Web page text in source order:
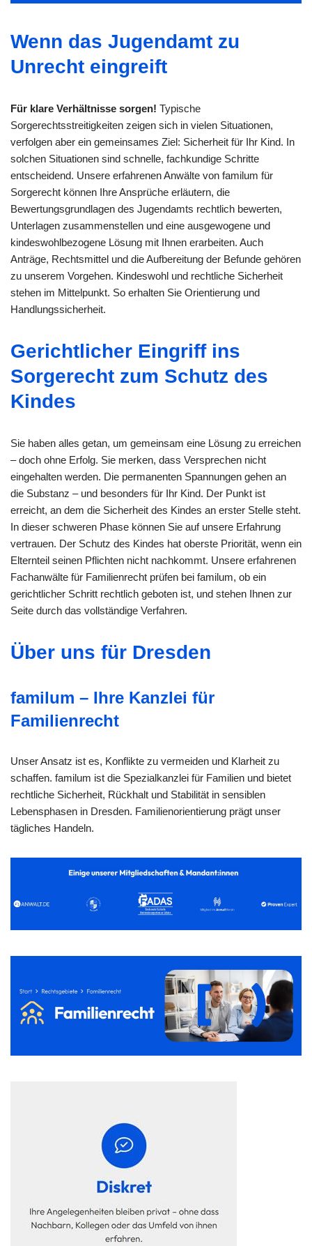
Wenn das Jugendamt zu
Unrecht eingreift
Für klare Verhältnisse sorgen! Typische
Sorgerechtsstreitigkeiten zeigen sich in vielen Situationen,
verfolgen aber ein gemeinsames Ziel: Sicherheit für Ihr Kind. In
solchen Situationen sind schnelle, fachkundige Schritte
entscheidend. Unsere erfahrenen Anwälte von familum für
Sorgerecht können Ihre Ansprüche erläutern, die
Bewertungsgrundlagen des Jugendamts rechtlich bewerten,
Unterlagen zusammenstellen und eine ausgewogene und
kindeswohlbezogene Lösung mit Ihnen erarbeiten. Auch
Anträge, Rechtsmittel und die Aufbereitung der Befunde gehören
zu unserem Vorgehen. Kindeswohl und rechtliche Sicherheit
stehen im Mittelpunkt. So erhalten Sie Orientierung und
Handlungssicherheit.
Gerichtlicher Eingriff ins
Sorgerecht zum Schutz des
Kindes
Sie haben alles getan, um gemeinsam eine Lösung zu erreichen
– doch ohne Erfolg. Sie merken, dass Versprechen nicht
eingehalten werden. Die permanenten Spannungen gehen an
die Substanz – und besonders für Ihr Kind. Der Punkt ist
erreicht, an dem die Sicherheit des Kindes an erster Stelle steht.
In dieser schweren Phase können Sie auf unsere Erfahrung
vertrauen. Der Schutz des Kindes hat oberste Priorität, wenn ein
Elternteil seinen Pflichten nicht nachkommt. Unsere erfahrenen
Fachanwälte für Familienrecht prüfen bei familum, ob ein
gerichtlicher Schritt rechtlich geboten ist, und stehen Ihnen zur
Seite durch das vollständige Verfahren.
Über uns für Dresden
familum – Ihre Kanzlei für
Familienrecht
Unser Ansatz ist es, Konflikte zu vermeiden und Klarheit zu
schaffen. familum ist die Spezialkanzlei für Familien und bietet
rechtliche Sicherheit, Rückhalt und Stabilität in sensiblen
Lebensphasen in Dresden. Familienorientierung prägt unser
tägliches Handeln.